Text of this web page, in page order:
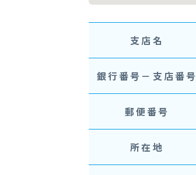
支店名
銀行番号－支店番号
郵便番号
所在地